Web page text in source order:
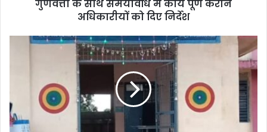
गुणवत्ता के साथ समयावधि में कार्य पूर्ण कराने
अधिकारीयों को दिए निर्देश